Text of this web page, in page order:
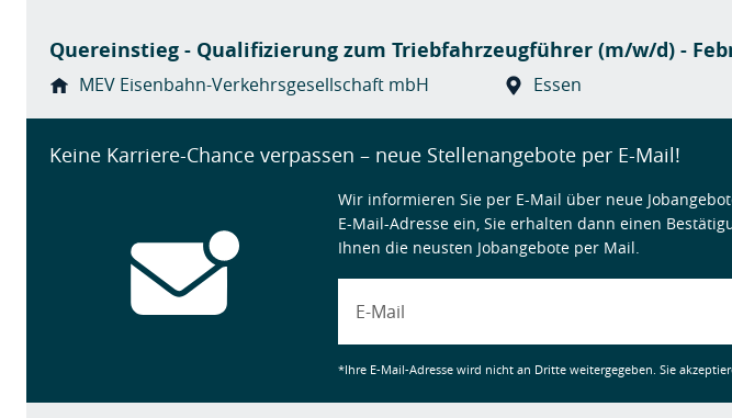
Quereinstieg - Qualifizierung zum Triebfahrzeugführer (m/w/d) -
MEV Eisenbahn-Verkehrsgesellschaft mbH Essen
Keine Karriere-Chance verpassen – neue Stellenangebote per E-Mail!
Wir informieren Sie per E-Mail über neue
E-Mail-Adresse ein, Sie erhalten dann einen
Ihnen die neusten Jobangebote per Mail.
*Ihre E-Mail-Adresse wird nicht an Dritte weitergegeben. Sie